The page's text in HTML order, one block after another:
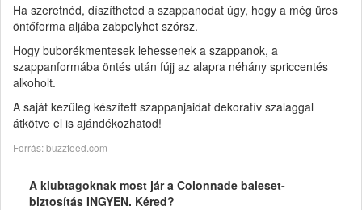
Ha szeretnéd, díszítheted a szappanodat úgy, hogy a még üres
öntőforma aljába zabpelyhet szórsz.
Hogy buborékmentesek lehessenek a szappanok, a
szappanformába öntés után fújj az alapra néhány spriccentés
alkoholt.
A saját kezűleg készített szappanjaidat dekoratív szalaggal
átkötve el is ajándékozhatod!
Forrás: buzzfeed.com
A klubtagoknak most jár a Colonnade baleset-
biztosítás INGYEN. Kéred?